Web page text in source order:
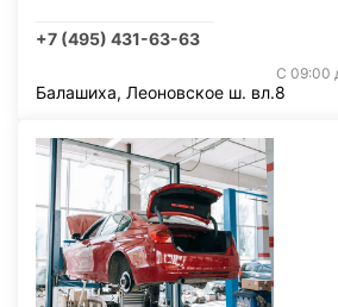
+7 (495) 431-63-63
С 09:00
Балашиха, Леоновское ш. вл.8